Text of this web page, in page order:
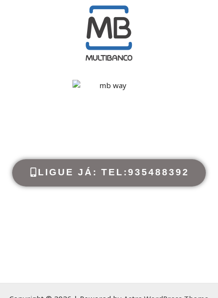
LIGUE JÁ: TEL:935488392